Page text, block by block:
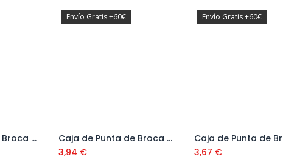
Caja de Punta de Broca Alomada DIN 7504N 3,5 mm
Envío Gratis +60€
Añadir al carrito
Caja de Punta de Broca Alomada DIN 7504N 3,9 mm
3,94 €
Envío Gratis +60€
Añadir al carrito
3,67 €